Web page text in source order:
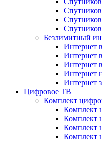
Безлимитный
Интернет
Интернет
Интернет
Интернет
Интернет
Цифровое ТВ
Комплект
Комплект
Комплект
Комплект
Комплект